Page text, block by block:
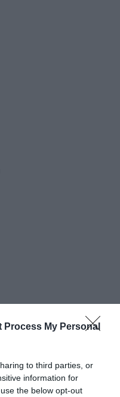
Process My Personal
to third parties, or
information for
the below opt-out